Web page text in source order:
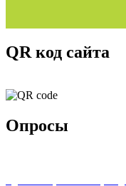
QR код сайта
Опросы